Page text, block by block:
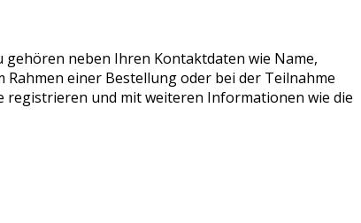
neben Ihren Kontaktdaten wie Name,
einer Bestellung oder bei der Teilnahme
registrieren und mit weiteren Informationen wie die